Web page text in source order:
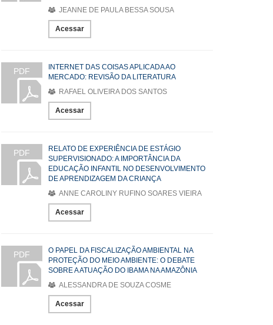
JEANNE DE PAULA BESSA SOUSA
Acessar
PDF
INTERNET DAS COISAS APLICADA AO
MERCADO: REVISÃO DA LITERATURA
RAFAEL OLIVEIRA DOS SANTOS
Acessar
PDF
RELATO DE EXPERIÊNCIA DE ESTÁGIO
SUPERVISIONADO: A IMPORTÂNCIA DA
EDUCAÇÃO INFANTIL NO DESENVOLVIMENTO
DE APRENDIZAGEM DA CRIANÇA
ANNE CAROLINY RUFINO SOARES VIEIRA
Acessar
PDF
O PAPEL DA FISCALIZAÇÃO AMBIENTAL NA
PROTEÇÃO DO MEIO AMBIENTE: O DEBATE
SOBRE A ATUAÇÃO DO IBAMA NA AMAZÔNIA
ALESSANDRA DE SOUZA COSME
Acessar